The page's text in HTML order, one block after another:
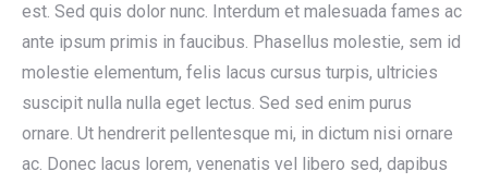
est. Sed quis dolor nunc. Interdum et malesuada fames ac
ante ipsum primis in faucibus. Phasellus molestie, sem id
molestie elementum, felis lacus cursus turpis, ultricies
suscipit nulla nulla eget lectus. Sed sed enim purus
ornare. Ut hendrerit pellentesque mi, in dictum nisi ornare
ac. Donec lacus lorem, venenatis vel libero sed, dapibus